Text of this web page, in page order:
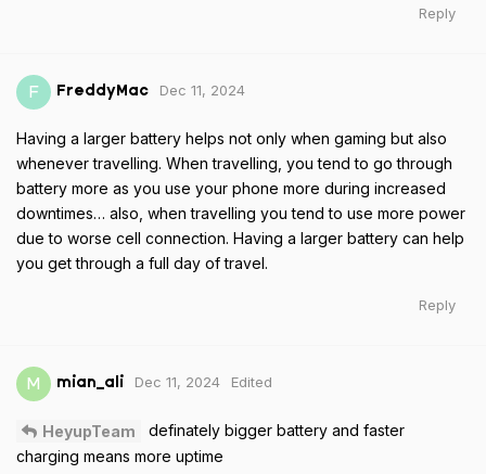
Reply
F FreddyMac Dec 11, 2024
Having a larger battery helps not only when gaming but also
whenever travelling. When travelling, you tend to go through
battery more as you use your phone more during increased
downtimes… also, when travelling you tend to use more power
due to worse cell connection. Having a larger battery can help
you get through a full day of travel.
Reply
M mian_ali Dec 11, 2024 Edited
HeyupTeam
definately bigger battery and faster
charging means more uptime